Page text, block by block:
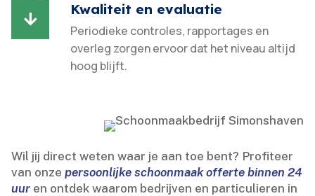

Kwaliteit en evaluatie
Periodieke controles, rapportages en
overleg zorgen ervoor dat het niveau altijd
hoog blijft.​
Wil jij direct weten waar je aan toe bent? Profiteer
van onzepersoonlijke schoonmaak offerte binnen 24
uur en ontdek waarom bedrijven en particulieren in